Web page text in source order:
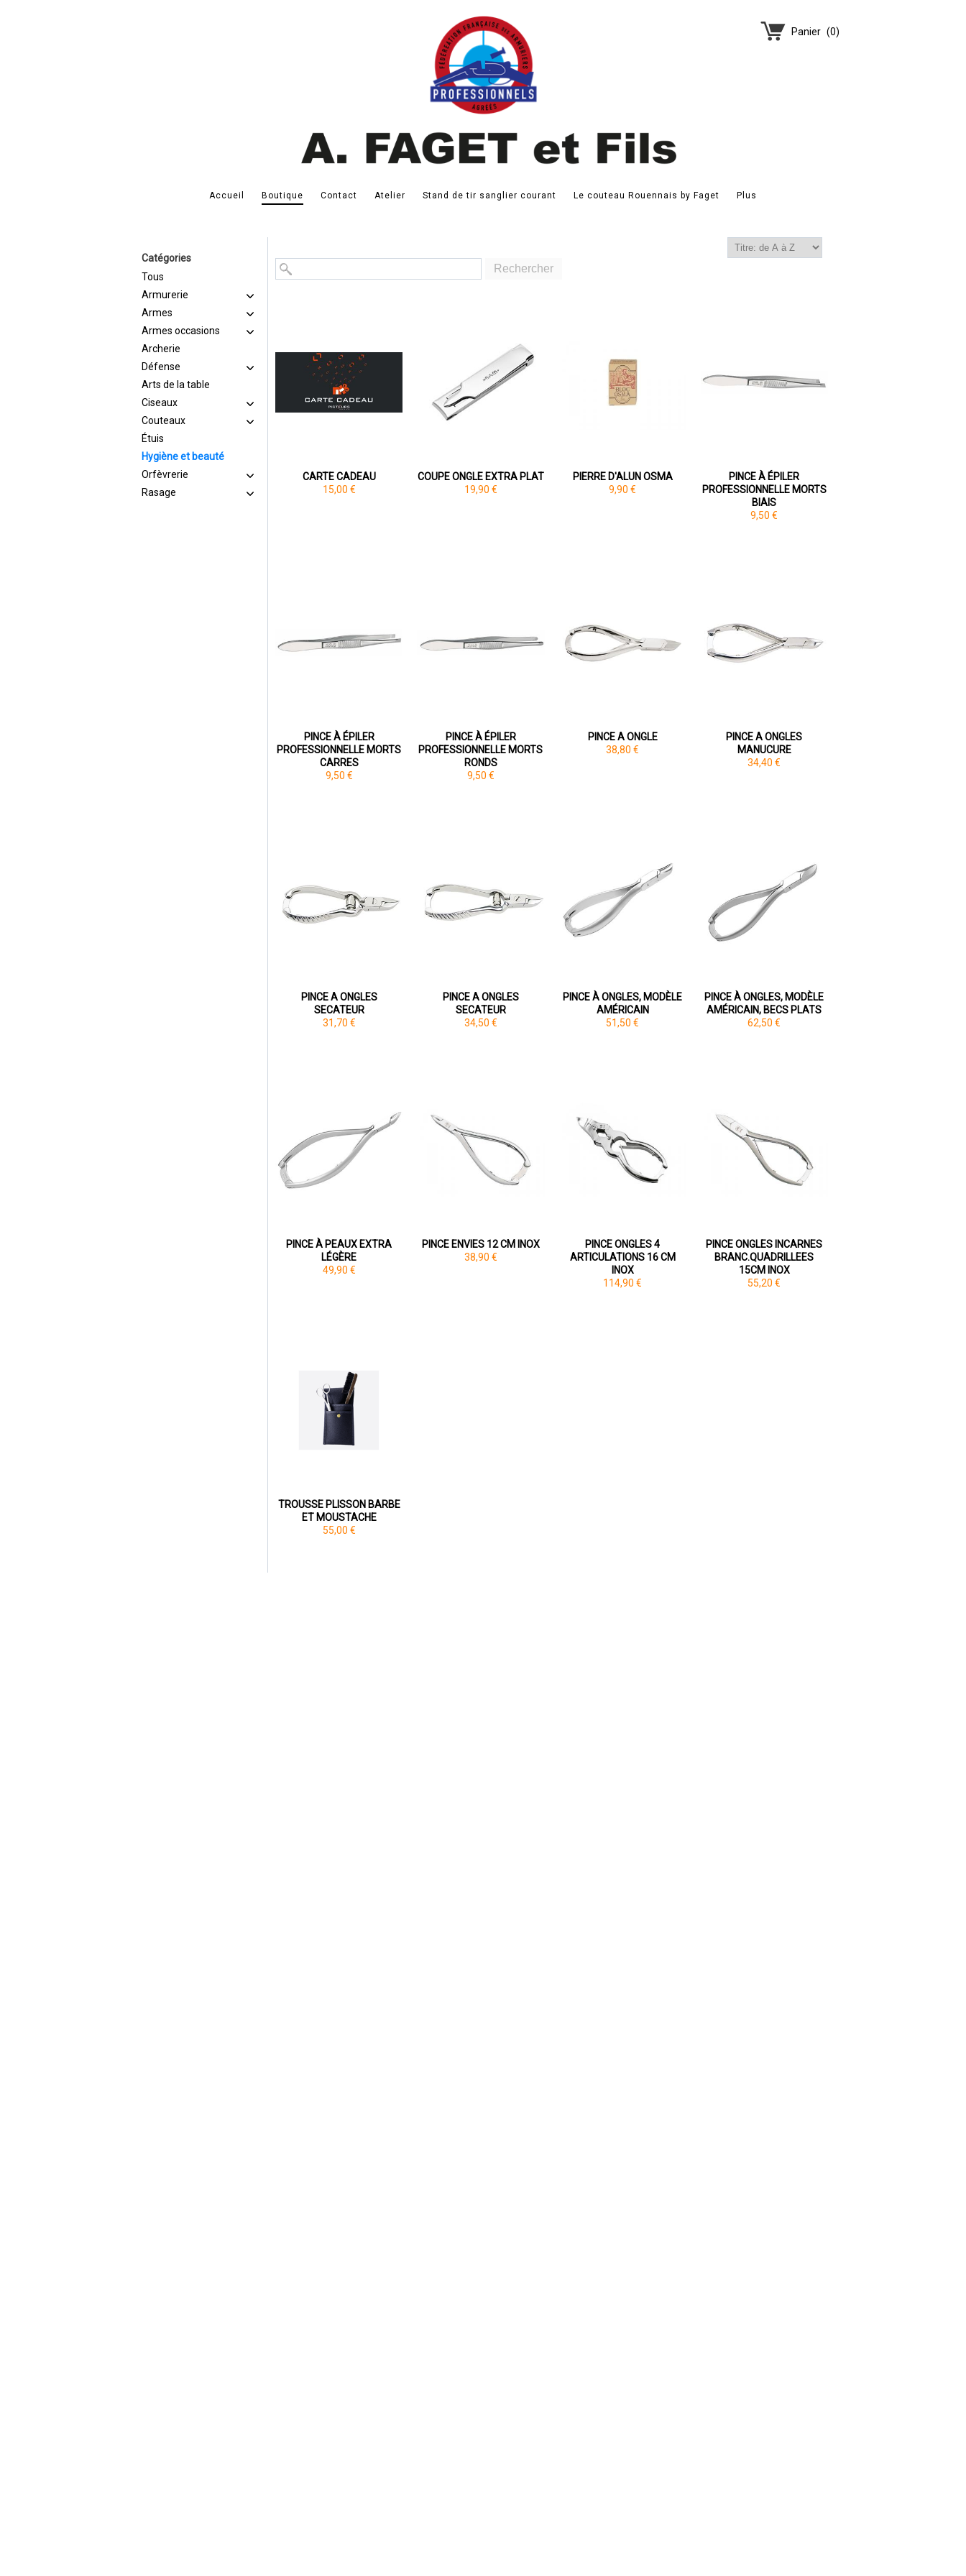
Panier (0)
Accueil Boutique Contact Atelier Stand de tir sanglier courant Le couteau Rouennais by Faget Plus
Catégories
Tous
Armurerie
Armes
Armes occasions
Archerie
Défense
Arts de la table
Ciseaux
Couteaux
Étuis
Hygiène et beauté
Orfèvrerie
Rasage
Rechercher
CARTE CADEAU
15,00 €
COUPE ONGLE EXTRA PLAT
19,90 €
PIERRE D'ALUN OSMA
9,90 €
PINCE À ÉPILER
PROFESSIONNELLE MORTS
BIAIS
9,50 €
PINCE À ÉPILER
PROFESSIONNELLE MORTS
CARRES
9,50 €
PINCE À ÉPILER
PROFESSIONNELLE MORTS
RONDS
9,50 €
PINCE A ONGLE
38,80 €
PINCE A ONGLES
MANUCURE
34,40 €
PINCE A ONGLES
SECATEUR
31,70 €
PINCE A ONGLES
SECATEUR
34,50 €
PINCE À ONGLES, MODÈLE
AMÉRICAIN
51,50 €
PINCE À ONGLES, MODÈLE
AMÉRICAIN, BECS PLATS
62,50 €
PINCE À PEAUX EXTRA
LÉGÈRE
49,90 €
PINCE ENVIES 12 CM INOX
38,90 €
PINCE ONGLES 4
ARTICULATIONS 16 CM
INOX
114,90 €
PINCE ONGLES INCARNES
BRANC.QUADRILLEES
15CM INOX
55,20 €
TROUSSE PLISSON BARBE
ET MOUSTACHE
55,00 €